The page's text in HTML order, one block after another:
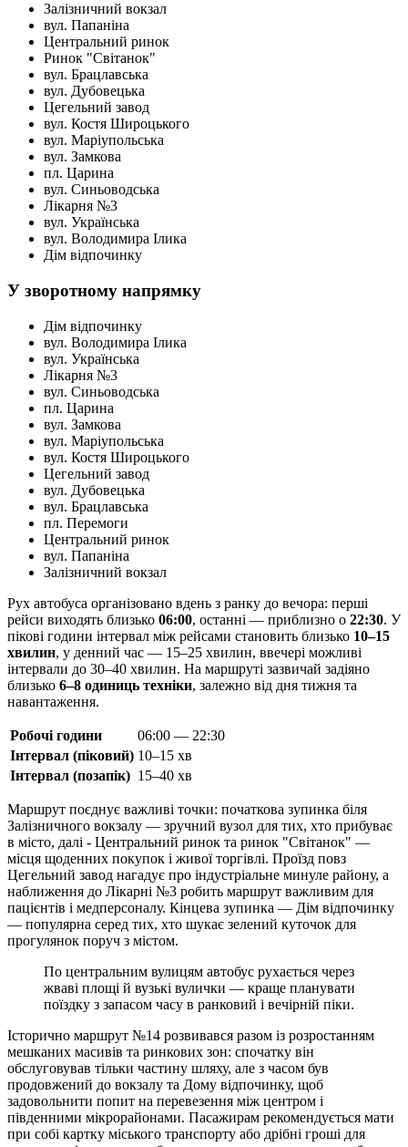
Залізничний вокзал
вул. Папаніна
Центральний ринок
Ринок "Світанок"
вул. Брацлавська
вул. Дубовецька
Цегельний завод
вул. Костя Широцького
вул. Маріупольська
вул. Замкова
пл. Царина
вул. Синьоводська
Лікарня №3
вул. Українська
вул. Володимира Ілика
Дім відпочинку
У зворотному напрямку
Дім відпочинку
вул. Володимира Ілика
вул. Українська
Лікарня №3
вул. Синьоводська
пл. Царина
вул. Замкова
вул. Маріупольська
вул. Костя Широцького
Цегельний завод
вул. Дубовецька
вул. Брацлавська
пл. Перемоги
Центральний ринок
вул. Папаніна
Залізничний вокзал
Рух автобуса організовано вдень з ранку до вечора: перші
рейси виходять близько 06:00, останні — приблизно о 22:30. У
пікові години інтервал між рейсами становить близько 10–15
хвилин, у денний час — 15–25 хвилин, ввечері можливі
інтервали до 30–40 хвилин. На маршруті зазвичай задіяно
близько 6–8 одиниць техніки, залежно від дня тижня та
навантаження.
Робочі години
06:00 — 22:30
Інтервал (піковий) 10–15 хв
Інтервал (позапік) 15–40 хв
Маршрут поєднує важливі точки: початкова зупинка біля
Залізничного вокзалу — зручний вузол для тих, хто прибуває
в місто, далі - Центральний ринок та ринок "Світанок" —
місця щоденних покупок і живої торгівлі. Проїзд повз
Цегельний завод нагадує про індустріальне минуле району, а
наближення до Лікарні №3 робить маршрут важливим для
пацієнтів і медперсоналу. Кінцева зупинка — Дім відпочинку
— популярна серед тих, хто шукає зелений куточок для
прогулянок поруч з містом.
По центральним вулицям автобус рухається через
жваві площі й вузькі вулички — краще планувати
поїздку з запасом часу в ранковий і вечірній піки.
Історично маршрут №14 розвивався разом із розростанням
мешканих масивів та ринкових зон: спочатку він
обслуговував тільки частину шляху, але з часом був
продовжений до вокзалу та Дому відпочинку, щоб
задовольнити попит на перевезення між центром і
південними мікрорайонами. Пасажирам рекомендується мати
при собі картку міського транспорту або дрібні гроші для